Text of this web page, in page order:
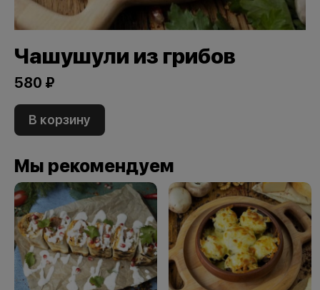
Чашушули из грибов
580 ₽
В корзину
Мы рекомендуем